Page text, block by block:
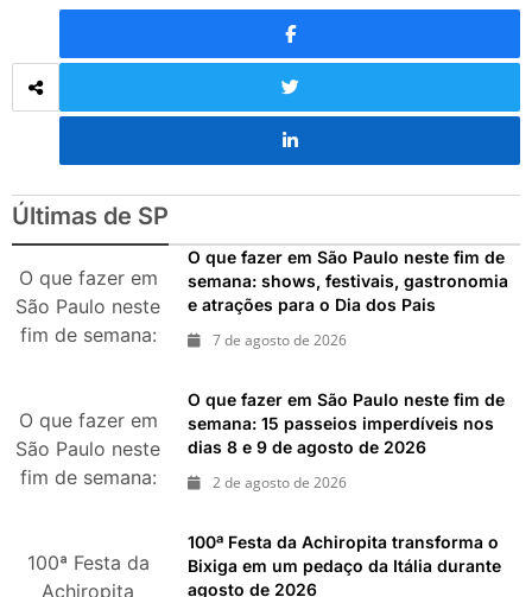
Últimas de SP
O que fazer em
São Paulo neste
fim de semana:
atrações para o
Dia dos Pais
O que fazer em São Paulo neste fim de
semana: shows, festivais, gastronomia
e atrações para o Dia dos Pais
7 de agosto de 2026
O que fazer em
São Paulo neste
fim de semana:
dias 8 e 9 de
agosto de 2026
O que fazer em São Paulo neste fim de
semana: 15 passeios imperdíveis nos
dias 8 e 9 de agosto de 2026
2 de agosto de 2026
100ª Festa da
Achiropita
100ª Festa da Achiropita transforma o
Bixiga em um pedaço da Itália durante
agosto de 2026